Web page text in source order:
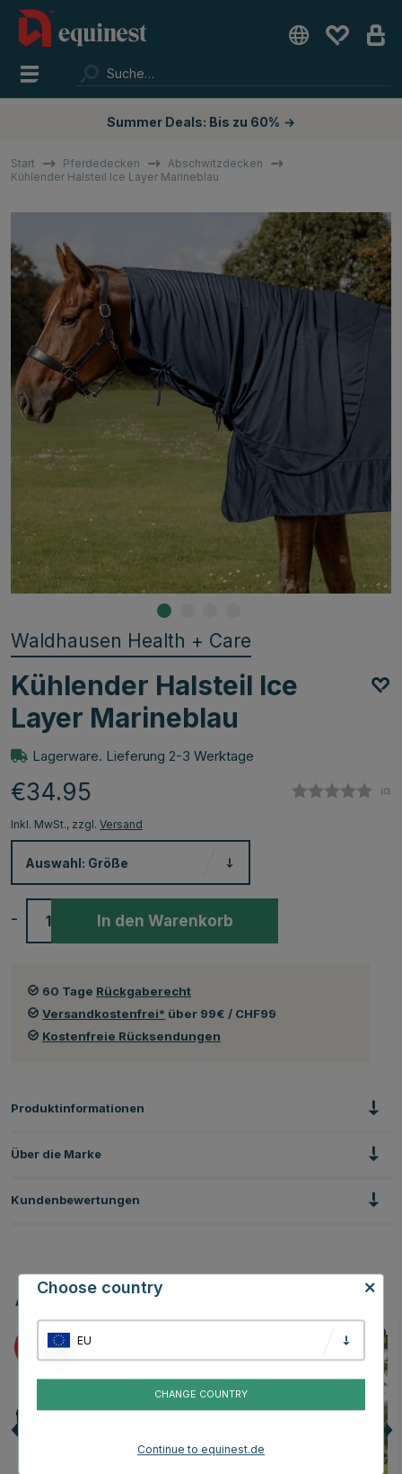
Summer Deals: Bis zu 60% →
Start Pferdedecken
Abschwitzdecken
Kühlender Halsteil Ice Layer Marineblau
Waldhausen Health + Care
Kühlender Halsteil Ice
Layer Marineblau
Lagerware. Lieferung 2-3 Werktage
€34.95 (0)
Inkl. MwSt., zzgl. Versand
Auswahl: Größe
- In den Warenkorb
60 Tage Rückgaberecht
Versandkostenfrei* über 99€ / CHF99
Kostenfreie Rücksendungen
Produktinformationen
Über die Marke
Kundenbewertungen
Andere Produkte, die Ihnen gefallen könnten
Choose country
EU
CHANGE COUNTRY
Continue to equinest.de